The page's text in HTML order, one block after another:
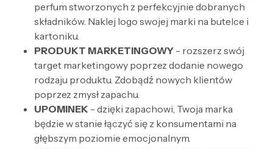
perfum stworzonych z perfekcyjnie dobranych
składników. Naklej logo swojej marki na butelce i
kartoniku.
PRODUKT MARKETINGOWY - rozszerz swój
target marketingowy poprzez dodanie nowego
rodzaju produktu. Zdobądź nowych klientów
poprzez zmysł zapachu.
UPOMINEK - dzięki zapachowi, Twoja marka
będzie w stanie łączyć się z konsumentami na
głębszym poziomie emocjonalnym.